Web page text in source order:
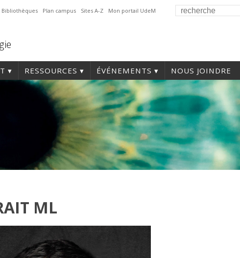
Bibliothèques Plan campus Sites A-Z Mon portail UdeM
RESSOURCES ÉVÉNEMENTS NOUS JOINDRE
ML